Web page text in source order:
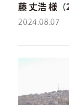
藤 丈浩 様（
2024.08.07